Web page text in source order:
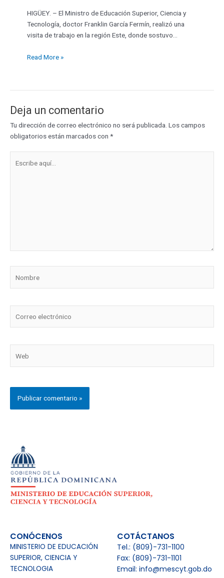
HIGÜEY. – El Ministro de Educación Superior, Ciencia y
Tecnología, doctor Franklin García Fermín, realizó una
visita de trabajo en la región Este, donde sostuvo…
Read More »
Deja un comentario
Tu dirección de correo electrónico no será publicada. Los campos
obligatorios están marcados con *
aquí...
electrónico
CONÓCENOS
MINISTERIO DE EDUCACIÓN
SUPERIOR, CIENCIA Y
TECNOLOGIA
COTÁCTANOS
Tel.: (809)-731-1100
Fax: (809)-731-1101
Email: info@mescyt.gob.do